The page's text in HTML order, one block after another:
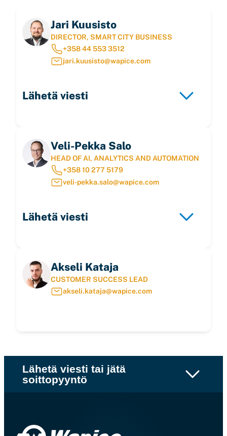
Jari Kuusisto
DIRECTOR, SMART CITY BUSINESS
+358 44 553 3512
jari.kuusisto@wapice.com
Lähetä viesti
Veli-Pekka Salo
HEAD OF AI, ANALYTICS AND AUTOMATION
+358 10 277 5179
veli-pekka.salo@wapice.com
Lähetä viesti
Akseli Kataja
CUSTOMER SUCCESS LEAD
akseli.kataja@wapice.com
Lähetä viesti tai jätä
soittopyyntö